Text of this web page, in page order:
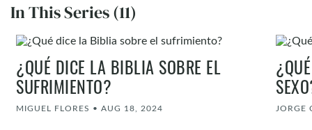
In This Series (11)
¿QUÉ DICE LA BIBLIA SOBRE EL
SUFRIMIENTO?
MIGUEL FLORES • AUG 18, 2024 JORGE